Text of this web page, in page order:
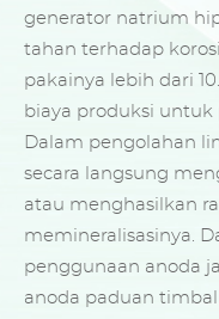
generator natrium
tahan terhadap
pakainya lebih dari
biaya produksi
Dalam pengolahan
secara langsung
atau menghasilkan
memineralisasinya.
penggunaan anoda
anoda paduan